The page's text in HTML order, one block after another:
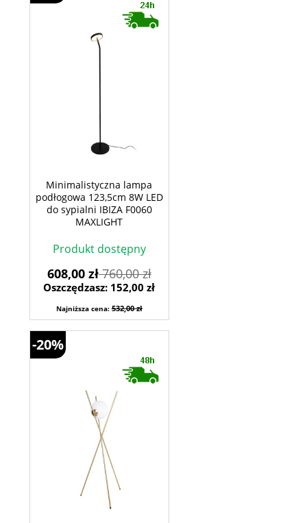
Minimalistyczna lampa
podłogowa 123,5cm 8W LED
do sypialni IBIZA F0060
MAXLIGHT
Produkt dostępny
608,00 zł760,00 zł
Oszczędzasz: 152,00 zł
Najniższa cena:532,00 zł
-20%